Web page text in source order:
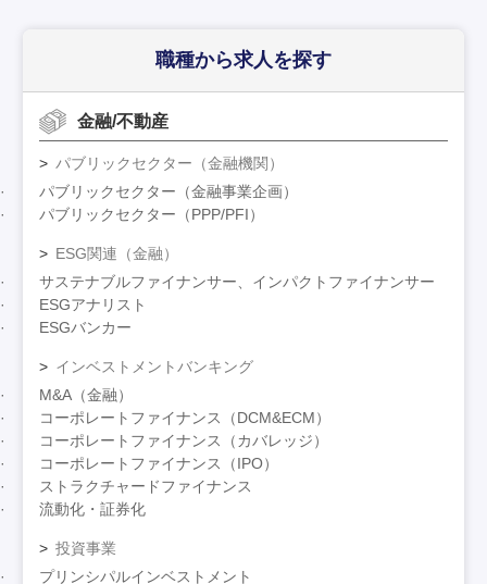
職種から求人を探す
金融/不動産
パブリックセクター（金融機関）
パブリックセクター（金融事業企画）
パブリックセクター（PPP/PFI）
ESG関連（金融）
サステナブルファイナンサー、インパクトファイナンサー
ESGアナリスト
ESGバンカー
インベストメントバンキング
M&A（金融）
コーポレートファイナンス（DCM&ECM）
コーポレートファイナンス（カバレッジ）
コーポレートファイナンス（IPO）
ストラクチャードファイナンス
流動化・証券化
投資事業
プリンシパルインベストメント